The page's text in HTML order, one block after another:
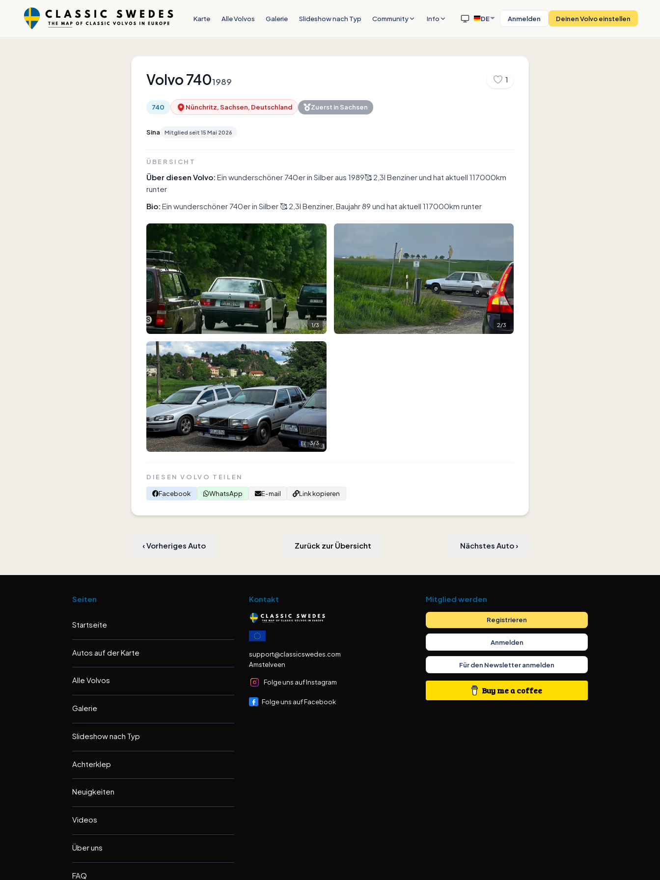
Karte Alle Volvos Galerie Slideshow nach Typ Community Info DE Anmelden Deinen Volvo einstellen
Volvo 7401989 1
740 Nünchritz, Sachsen, Deutschland Zuerst in Sachsen
Sina Mitglied seit 15 Mai 2026
ÜBERSICHT
Über diesen Volvo: Ein wunderschöner 740er in Silber aus 1989🥰 2,3l Benziner und hat aktuell 117000km
runter
Bio: Ein wunderschöner 740er in Silber 🥰 2,3l Benziner, Baujahr 89 und hat aktuell 117000km runter
1/3 2/3
3/3
DIESEN VOLVO TEILEN
Facebook
WhatsApp E-mail Link kopieren
‹Vorheriges Auto Zurück zur Übersicht Nächstes Auto›
Seiten
Startseite
Autos auf der Karte
Alle Volvos
Galerie
Slideshow nach Typ
Achterklep
Neuigkeiten
Videos
Über uns
FAQ
Kontakt
support@classicswedes.com
Amstelveen
Folge uns auf Instagram
Folge uns auf Facebook
Mitglied werden
Registrieren
Anmelden
Für den Newsletter anmelden
Buy me a coffee